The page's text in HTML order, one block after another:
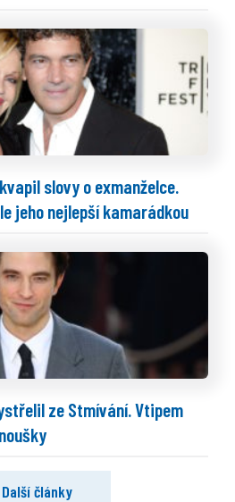
slovy o exmanželce.
jeho nejlepší kamarádkou
ze Stmívání. Vtipem
Další články